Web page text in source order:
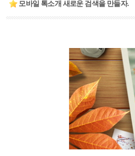
모바일 톡소개 새로운 검색을 만들자.